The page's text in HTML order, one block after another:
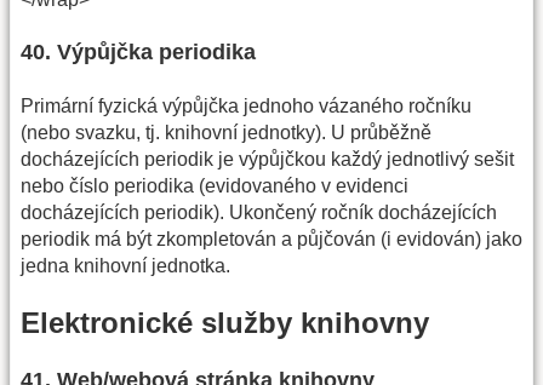
40. Výpůjčka periodika
Primární fyzická výpůjčka jednoho vázaného ročníku
(nebo svazku, tj. knihovní jednotky). U průběžně
docházejících periodik je výpůjčkou každý jednotlivý sešit
nebo číslo periodika (evidovaného v evidenci
docházejících periodik). Ukončený ročník docházejících
periodik má být zkompletován a půjčován (i evidován) jako
jedna knihovní jednotka.
Elektronické služby knihovny
41. Web/webová stránka knihovny